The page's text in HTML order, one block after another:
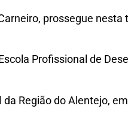
prossegue nesta
Profissional de
Região do Alentejo,